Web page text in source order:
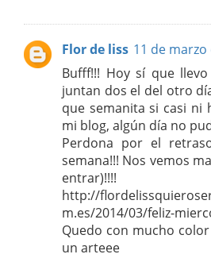
Flor de liss 11 de marzo
Bufff!!! Hoy sí que
juntan dos el del otro
que semanita si casi ni
mi blog, algún día no
Perdona por el
semana!!! Nos vemos
entrar)!!!!
http://
m.es/2014/03/feliz-
Quedo con mucho
un arteee